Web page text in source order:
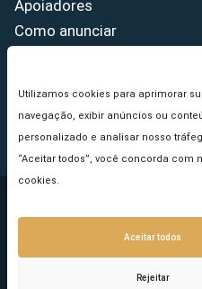
Utilizamos cookies para aprimorar
navegação, exibir anúncios ou
personalizado e analisar nosso
“Aceitar todos”, você concorda com
cookies.
Aceitar todos
Rejeitar
Apoiadores
Como anunciar
Princípios Editoriais
Copyright © 2026 -